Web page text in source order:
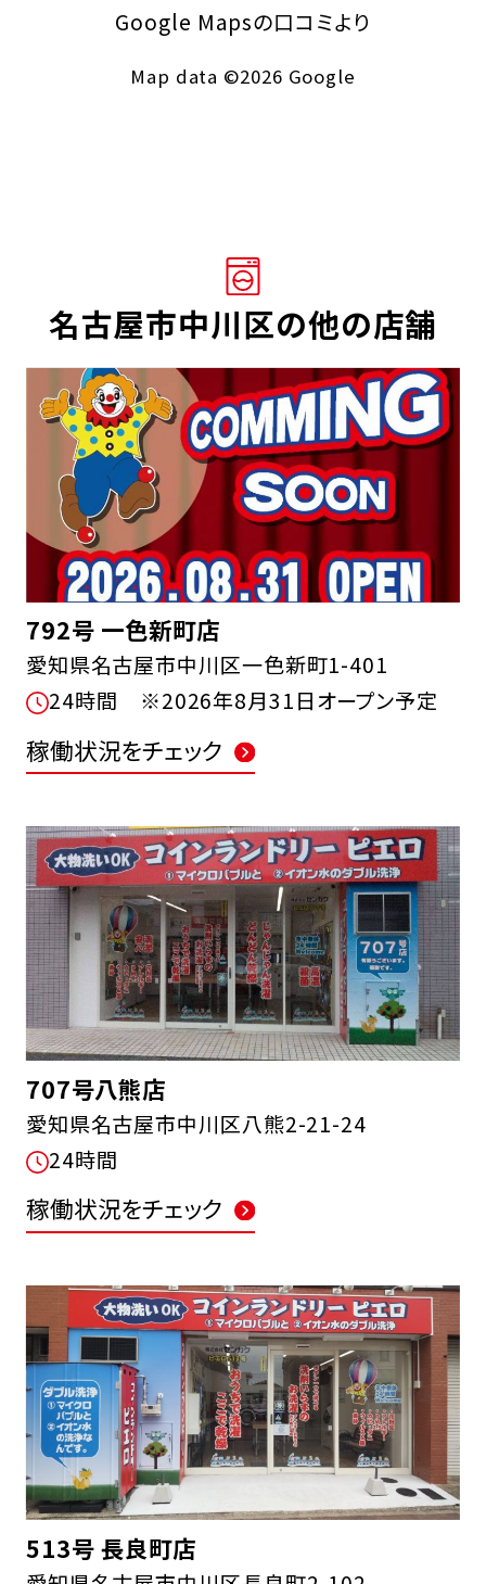
Google Mapsの口コミより
Map data ©2026 Google
名古屋市中川区の他の店舗
792号 一色新町店
愛知県名古屋市中川区一色新町1-401
24時間 ※2026年8月31日オープン予定
稼働状況をチェック
707号八熊店
愛知県名古屋市中川区八熊2-21-24
24時間
稼働状況をチェック
513号 長良町店